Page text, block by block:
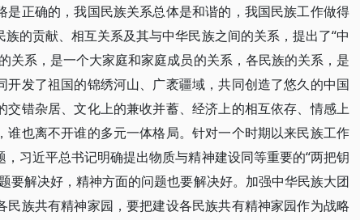
正确的，我国民族关系总体是和谐的，我国民族工作做得
的贡献、相互关系及其与中华民族之间的关系，提出了“中
关系，是一个大家庭和家庭成员的关系，各民族的关系，是
发了祖国的锦绣河山、广袤疆域，共同创造了悠久的中国
错杂居、文化上的兼收并蓄、经济上的相互依存、情感上
也离不开谁的多元一体格局。针对一个时期以来民族工作
习近平总书记明确提出物质与精神建设同等重要的“两把钥
要解决好，精神方面的问题也要解决好。加强中华民族大团
族共有精神家园，要把建设各民族共有精神家园作为战略